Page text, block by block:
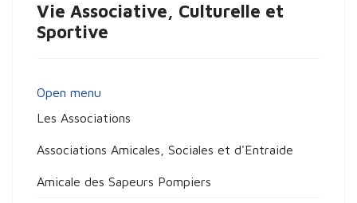
Vie Associative, Culturelle et
Sportive
Open menu
Les Associations
Associations Amicales, Sociales et d'Entraide
Amicale des Sapeurs Pompiers